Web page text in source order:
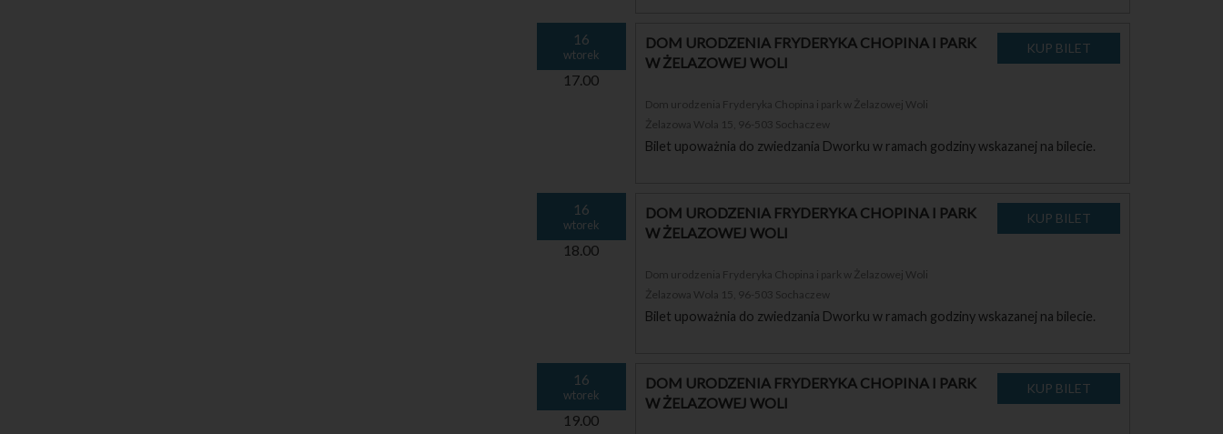
16
wtorek
17.00
DOM URODZENIA FRYDERYKA CHOPINA I PARK
W ŻELAZOWEJ WOLI
Dom urodzenia Fryderyka Chopina i park w Żelazowej Woli
Żelazowa Wola 15, 96-503 Sochaczew
Bilet upoważnia do zwiedzania Dworku w ramach godziny wskazanej na bilecie.
16
wtorek
18.00
DOM URODZENIA FRYDERYKA CHOPINA I PARK
W ŻELAZOWEJ WOLI
Dom urodzenia Fryderyka Chopina i park w Żelazowej Woli
Żelazowa Wola 15, 96-503 Sochaczew
Bilet upoważnia do zwiedzania Dworku w ramach godziny wskazanej na bilecie.
16
wtorek
19.00
DOM URODZENIA FRYDERYKA CHOPINA I PARK
W ŻELAZOWEJ WOLI